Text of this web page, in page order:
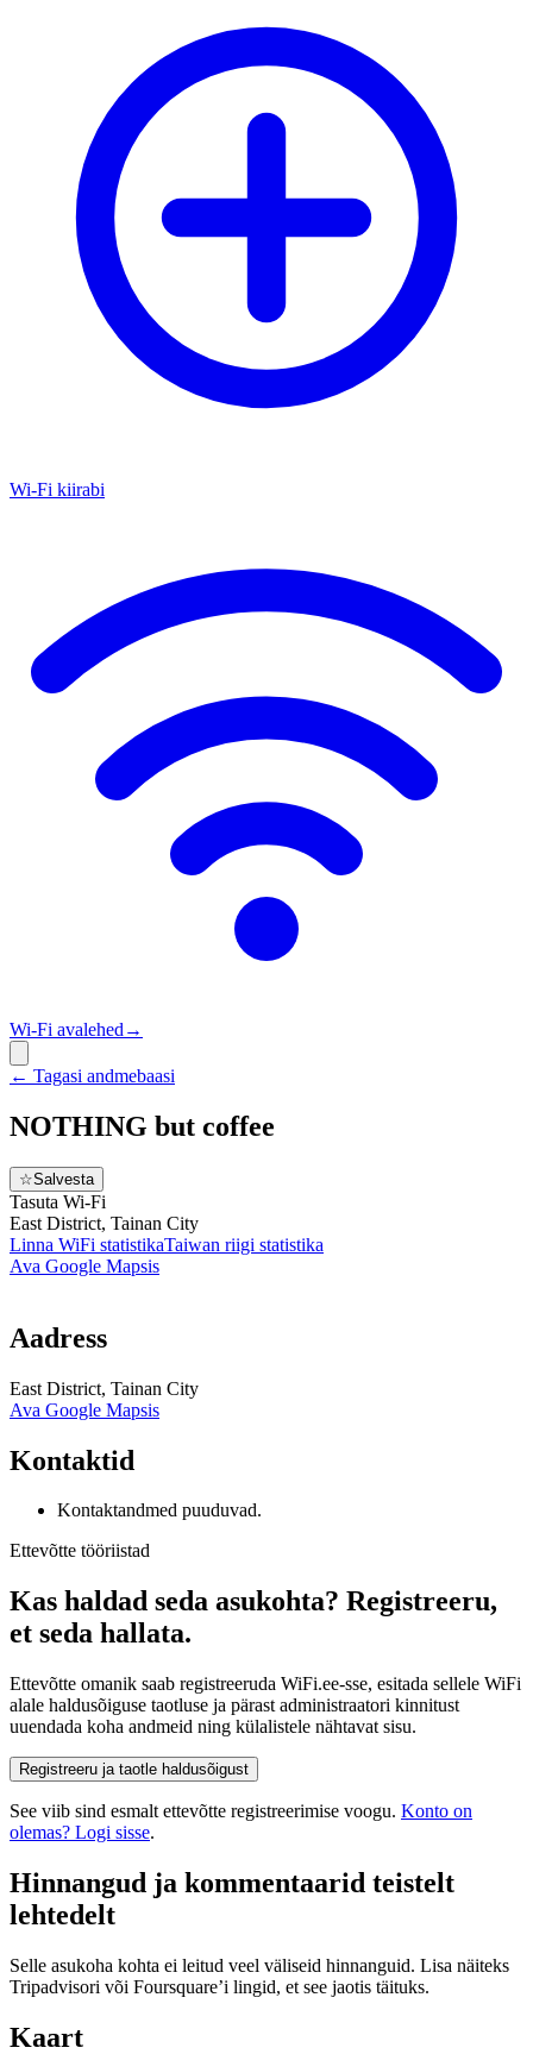
Wi-Fi kiirabi
Wi‑Fi avalehed →
← Tagasi andmebaasi
NOTHING but coffee
☆Salvesta
Tasuta Wi‑Fi
East District, Tainan City
Linna WiFi statistikaTaiwan riigi statistika
Ava Google Mapsis
Aadress
East District, Tainan City
Ava Google Mapsis
Kontaktid
Kontaktandmed puuduvad.
Ettevõtte tööriistad
Kas haldad seda asukohta? Registreeru,
et seda hallata.
Ettevõtte omanik saab registreeruda WiFi.ee-sse, esitada sellele WiFi
alale haldusõiguse taotluse ja pärast administraatori kinnitust
uuendada koha andmeid ning külalistele nähtavat sisu.
Registreeru ja taotle haldusõigust
See viib sind esmalt ettevõtte registreerimise voogu. Konto on
olemas? Logi sisse.
Hinnangud ja kommentaarid teistelt
lehtedelt
Selle asukoha kohta ei leitud veel väliseid hinnanguid. Lisa näiteks
Tripadvisori või Foursquare’i lingid, et see jaotis täituks.
Kaart